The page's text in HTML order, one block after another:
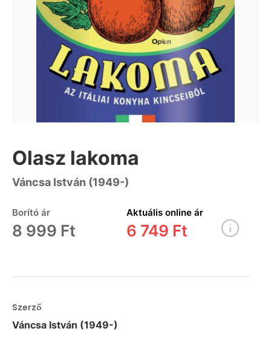
Olasz lakoma
Váncsa István (1949-)
Borító ár
8 999 Ft
Aktuális online ár
6 749 Ft
Szerző
Váncsa István (1949-)